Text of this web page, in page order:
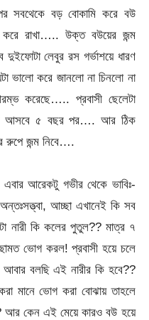
সবথেকে বড় বোকামি করে বউ
করে রাখা….. উক্ত বউয়ের জন্ম
লেবুর রস গর্ভাশয়ে ধারণ
ভালো করে জানলো না চিনলো না
করেছে….. প্রবাসী ছেলেটা
আসবে ৫ বছর পর…. আর ঠিক
রুপে জন্ম নিবে….
আরেকটু গভীর থেকে ভাবিঃ-
আচ্ছা এখানেই কি সব
নারী কি কলের পুতুল?? মাত্র ৭
ভোগ করল! প্রবাসী হয়ে চলে
বলছি এই নারীর কি হবে??
মানে ভোগ করা বোঝায় তাহলে
আর কেন এই মেয়ে কারও বউ হয়ে